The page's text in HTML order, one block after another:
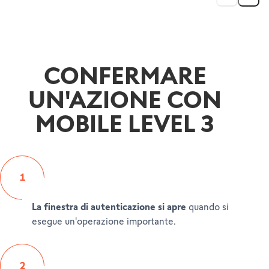
CONFERMARE
UN'AZIONE CON
MOBILE LEVEL 3
1
La finestra di autenticazione si apre quando si
esegue un'operazione importante.
2